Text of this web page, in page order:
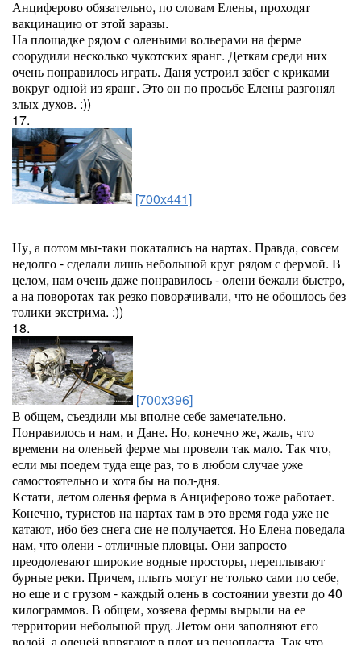
Анциферово обязательно, по словам Елены, проходят
вакцинацию от этой заразы.
На площадке рядом с оленьими вольерами на ферме
соорудили несколько чукотских яранг. Деткам среди них
очень понравилось играть. Даня устроил забег с криками
вокруг одной из яранг. Это он по просьбе Елены разгонял
злых духов. :))
17.
[700x441]
Ну, а потом мы-таки покатались на нартах. Правда, совсем
недолго - сделали лишь небольшой круг рядом с фермой. В
целом, нам очень даже понравилось - олени бежали быстро,
а на поворотах так резко поворачивали, что не обошлось без
толики экстрима. :))
18.
[700x396]
В общем, съездили мы вполне себе замечательно.
Понравилось и нам, и Дане. Но, конечно же, жаль, что
времени на оленьей ферме мы провели так мало. Так что,
если мы поедем туда еще раз, то в любом случае уже
самостоятельно и хотя бы на пол-дня.
Кстати, летом оленья ферма в Анциферово тоже работает.
Конечно, туристов на нартах там в это время года уже не
катают, ибо без снега сие не получается. Но Елена поведала
нам, что олени - отличные пловцы. Они запросто
преодолевают широкие водные просторы, переплывают
бурные реки. Причем, плыть могут не только сами по себе,
но еще и с грузом - каждый олень в состоянии увезти до 40
килограммов. В общем, хозяева фермы вырыли на ее
территории небольшой пруд. Летом они заполняют его